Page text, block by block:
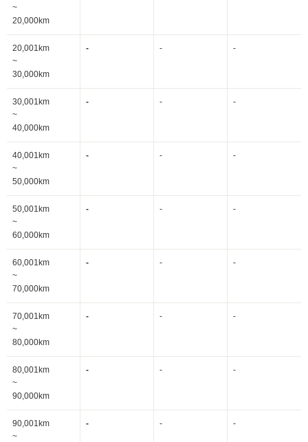
~
20,000km
20,001km
~
30,000km
- - -
30,001km
~
40,000km
- - -
40,001km
~
50,000km
- - -
50,001km
~
60,000km
- - -
60,001km
~
70,000km
- - -
70,001km
~
80,000km
- - -
80,001km
~
90,000km
- - -
90,001km
~
- - -